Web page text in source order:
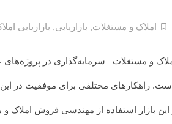
املاک و مستغلات, بازاریابی, بازاریابی
و مستغلات سرمایه‌گذاری در
مختلفی برای موفقیت در این
این بازار استفاده از مهندسی فروش